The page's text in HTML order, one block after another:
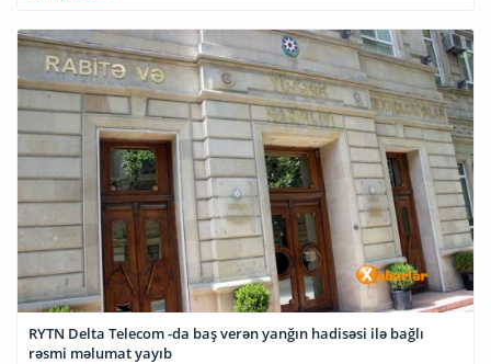
RYTN Delta Telecom -da baş verən yanğın hadisəsi ilə bağlı
rəsmi məlumat yayıb